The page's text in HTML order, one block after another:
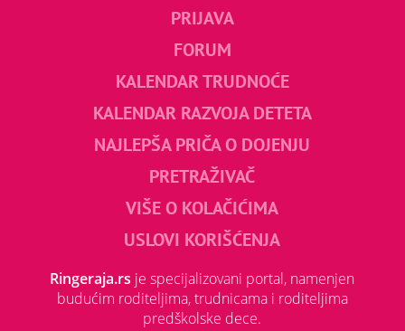
PRIJAVA
FORUM
KALENDAR TRUDNOĆE
KALENDAR RAZVOJA DETETA
NAJLEPŠA PRIČA O DOJENJU
PRETRAŽIVAČ
VIŠE O KOLAČIĆIMA
USLOVI KORIŠĆENJA
Ringeraja.rs je specijalizovani portal, namenjen
budućim roditeljima, trudnicama i roditeljima
predškolske dece.